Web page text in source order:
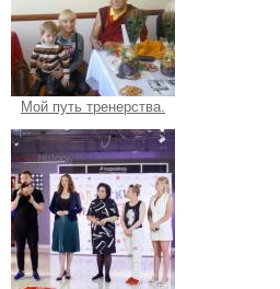
Мой путь тренерства.